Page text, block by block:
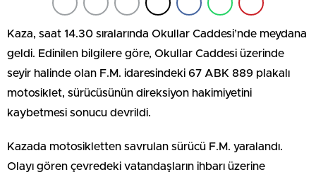
Kaza, saat 14.30 sıralarında Okullar Caddesi’nde meydana
geldi. Edinilen bilgilere göre, Okullar Caddesi üzerinde
seyir halinde olan F.M. idaresindeki 67 ABK 889 plakalı
motosiklet, sürücüsünün direksiyon hakimiyetini
kaybetmesi sonucu devrildi.
Kazada motosikletten savrulan sürücü F.M. yaralandı.
Olayı gören çevredeki vatandaşların ihbarı üzerine